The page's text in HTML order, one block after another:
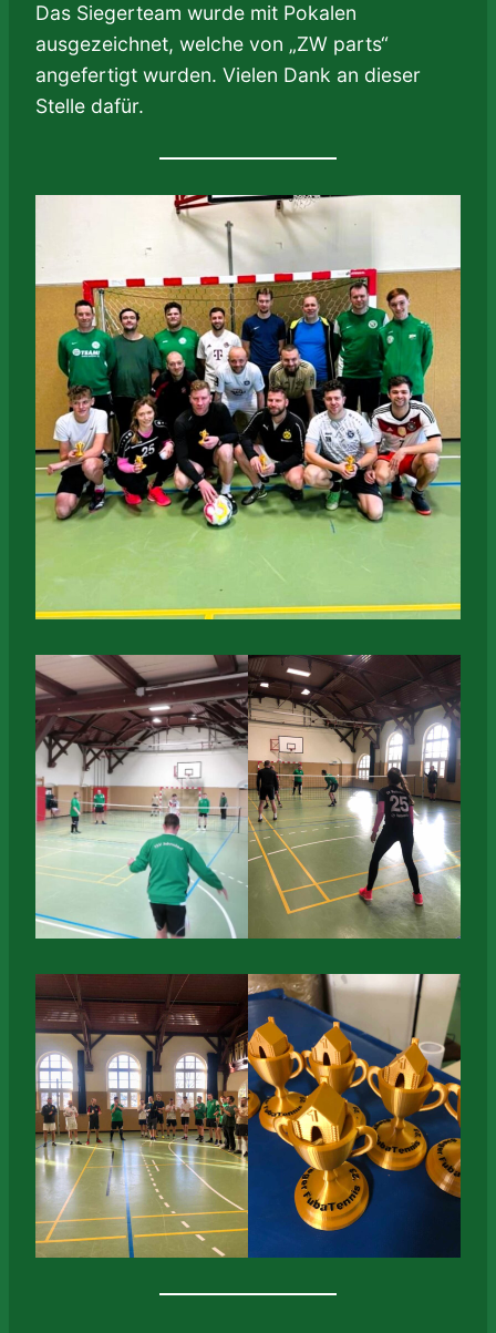
Das Siegerteam wurde mit Pokalen
ausgezeichnet, welche von „ZW parts“
angefertigt wurden. Vielen Dank an dieser
Stelle dafür.